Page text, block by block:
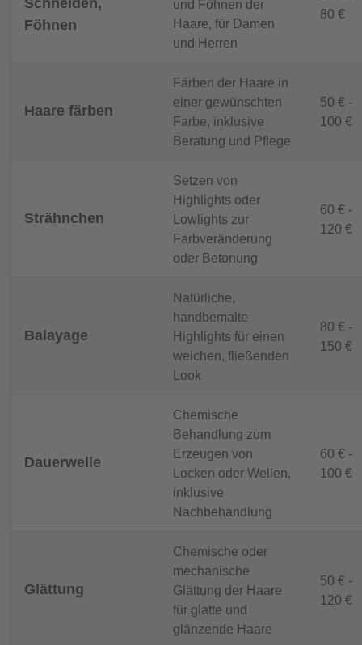
Schneiden,
Föhnen
und Föhnen der
Haare, für Damen
und Herren
80 €
Haare färben
Färben der Haare in
einer gewünschten
Farbe, inklusive
Beratung und Pflege
50 € -
100 €
Strähnchen
Setzen von
Highlights oder
Lowlights zur
Farbveränderung
oder Betonung
60 € -
120 €
Balayage
Natürliche,
handbemalte
Highlights für einen
weichen, fließenden
Look
80 € -
150 €
Dauerwelle
Chemische
Behandlung zum
Erzeugen von
Locken oder Wellen,
inklusive
Nachbehandlung
60 € -
100 €
Glättung
Chemische oder
mechanische
Glättung der Haare
für glatte und
glänzende Haare
50 € -
120 €